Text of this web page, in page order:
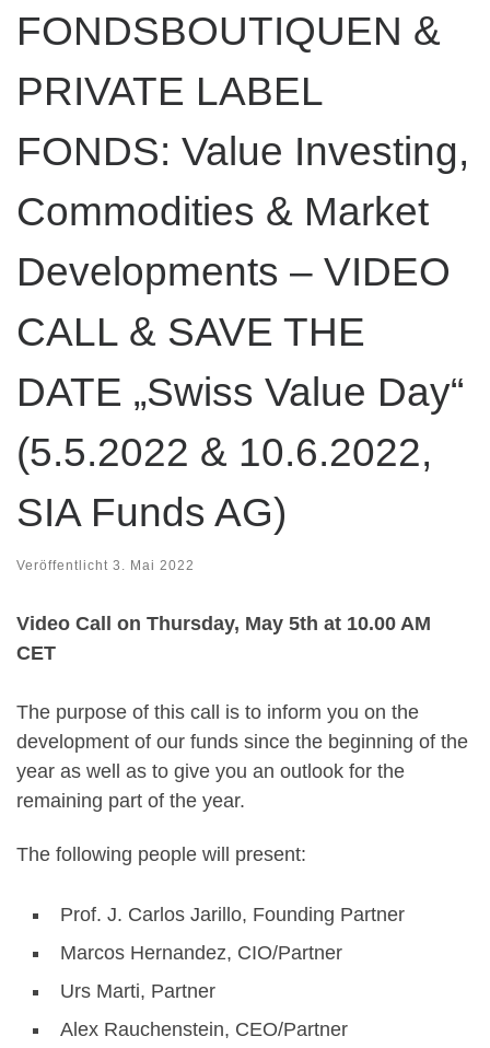
FONDSBOUTIQUEN &
PRIVATE LABEL
FONDS: Value Investing,
Commodities & Market
Developments – VIDEO
CALL & SAVE THE
DATE „Swiss Value Day“
(5.5.2022 & 10.6.2022,
SIA Funds AG)
Veröffentlicht 3. Mai 2022
Video Call on Thursday, May 5th at 10.00 AM
CET
The purpose of this call is to inform you on the
development of our funds since the beginning of the
year as well as to give you an outlook for the
remaining part of the year.
The following people will present:
Prof. J. Carlos Jarillo, Founding Partner
Marcos Hernandez, CIO/Partner
Urs Marti, Partner
Alex Rauchenstein, CEO/Partner